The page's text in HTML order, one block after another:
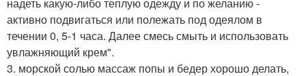
активно подвигаться или полежать под одеялом в
течении 0, 5-1 часа. Далее смесь смыть и использовать
увлажняющий крем".
3. морской солью массаж попы и бедер хорошо делать,